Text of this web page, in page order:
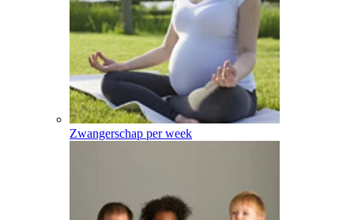
Zwangerschap per week